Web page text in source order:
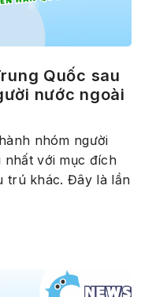
Quốc sau
nước ngoài
nhóm người
nhất với mục đích
trú khác. Đây là lần